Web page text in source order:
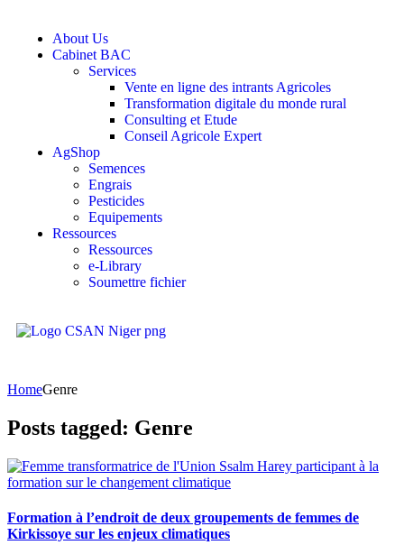
About Us
Cabinet BAC
Services
Vente en ligne des intrants Agricoles
Transformation digitale du monde rural
Consulting et Etude
Conseil Agricole Expert
AgShop
Semences
Engrais
Pesticides
Equipements
Ressources
Ressources
e-Library
Soumettre fichier
HomeGenre
Posts tagged: Genre
Formation à l’endroit de deux groupements de femmes de
Kirkissoye sur les enjeux climatiques